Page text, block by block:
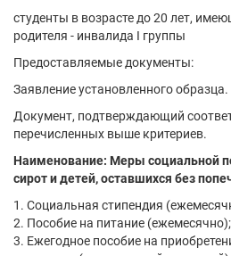
студенты в возрасте до 20 лет,
родителя - инвалида I группы
Предоставляемые документы:
Заявление установленного образца.
Документ, подтверждающий
перечисленных выше критериев.
Наименование: Меры социальной
сирот и детей, оставшихся без
1. Социальная стипендия
2. Пособие на питание (ежемесячно);
3. Ежегодное пособие на